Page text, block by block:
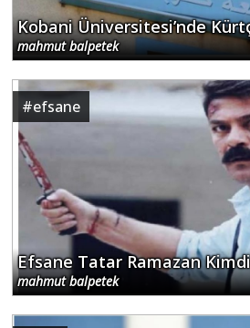
Kobani Üniversitesi’nde
mahmut balpetek
#efsane
Efsane Tatar Ramazan
mahmut balpetek